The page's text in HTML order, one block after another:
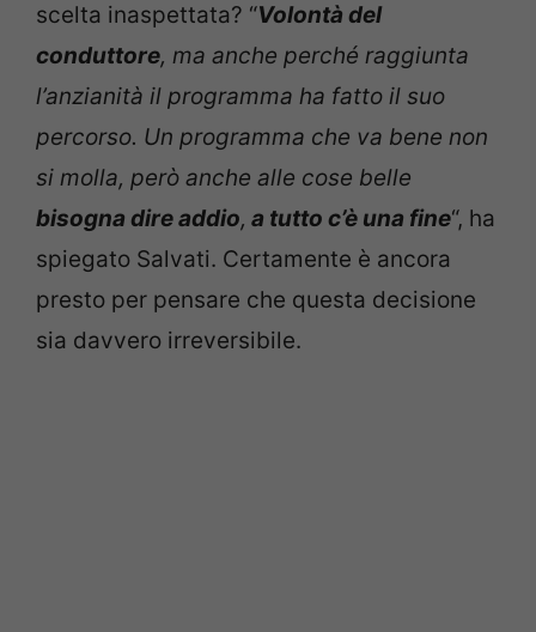
scelta inaspettata? “Volontà del
conduttore, ma anche perché raggiunta
l’anzianità il programma ha fatto il suo
percorso. Un programma che va bene non
si molla, però anche alle cose belle
bisogna dire addio, a tutto c’è una fine“, ha
spiegato Salvati. Certamente è ancora
presto per pensare che questa decisione
sia davvero irreversibile.